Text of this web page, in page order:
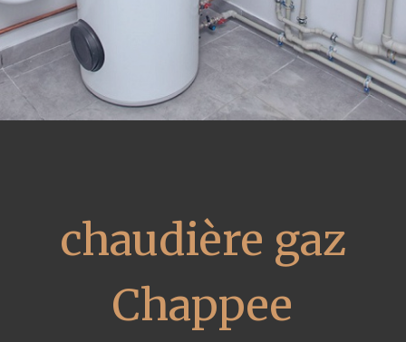
chaudière gaz
Chappee